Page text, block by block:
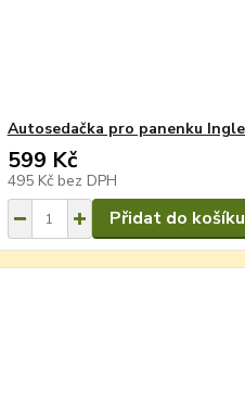
Autosedačka pro panenku
599 Kč
495 Kč bez DPH
Přidat do košíku